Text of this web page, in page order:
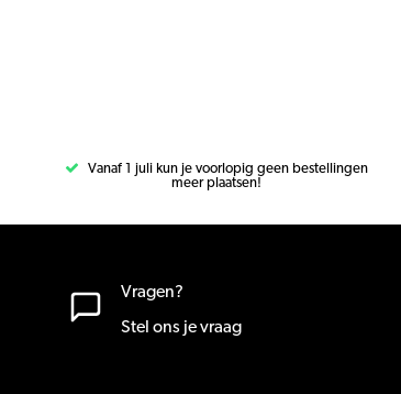
Vanaf 1 juli kun je voorlopig geen bestellingen
meer plaatsen!
Vragen?
Stel ons je vraag